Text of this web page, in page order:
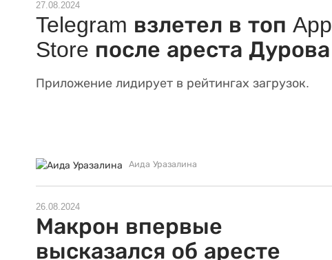
27.08.2024
Telegram взлетел в топ App
Store после ареста Дурова
Приложение лидирует в рейтингах загрузок.
Аида Уразалина
26.08.2024
Макрон впервые
высказался об аресте